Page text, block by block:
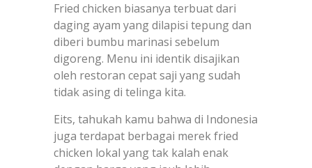
Fried chicken biasanya terbuat dari
daging ayam yang dilapisi tepung dan
diberi bumbu marinasi sebelum
digoreng. Menu ini identik disajikan
oleh restoran cepat saji yang sudah
tidak asing di telinga kita.
Eits, tahukah kamu bahwa di Indonesia
juga terdapat berbagai merek fried
chicken lokal yang tak kalah enak